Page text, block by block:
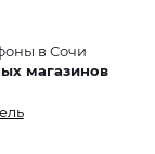
в Сочи
магазинов